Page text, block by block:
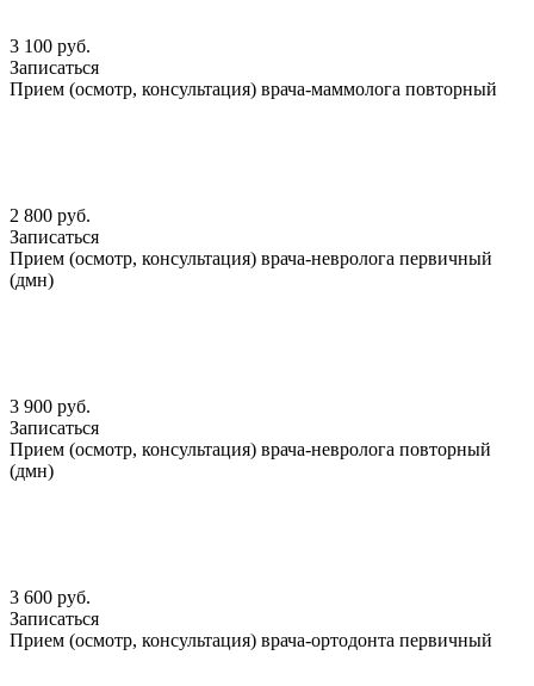
3 100 руб.
Записаться
Прием (осмотр, консультация) врача-маммолога повторный
2 800 руб.
Записаться
Прием (осмотр, консультация) врача-невролога первичный
(дмн)
3 900 руб.
Записаться
Прием (осмотр, консультация) врача-невролога повторный
(дмн)
3 600 руб.
Записаться
Прием (осмотр, консультация) врача-ортодонта первичный